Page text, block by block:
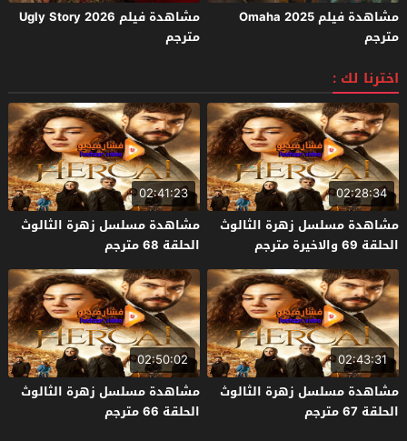
مشاهدة فيلم Omaha 2025
مترجم
مشاهدة فيلم Ugly Story 2026
مترجم
اخترنا لك :
02:28:34
مشاهدة مسلسل زهرة الثالوث
الحلقة 69 والاخيرة مترجم
02:41:23
مشاهدة مسلسل زهرة الثالوث
الحلقة 68 مترجم
02:43:31
مشاهدة مسلسل زهرة الثالوث
الحلقة 67 مترجم
02:50:02
مشاهدة مسلسل زهرة الثالوث
الحلقة 66 مترجم